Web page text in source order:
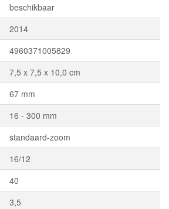
beschikbaar
2014
4960371005829
7,5 x 7,5 x 10,0 cm
67 mm
16 - 300 mm
standaard-zoom
16/12
40
3,5